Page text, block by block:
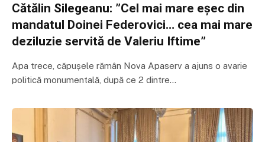
Cătălin Silegeanu: ”Cel mai mare eșec din
mandatul Doinei Federovici… cea mai mare
deziluzie servită de Valeriu Iftime”
Apa trece, căpușele rămân Nova Apaserv a ajuns o avarie
politică monumentală, după ce 2 dintre…